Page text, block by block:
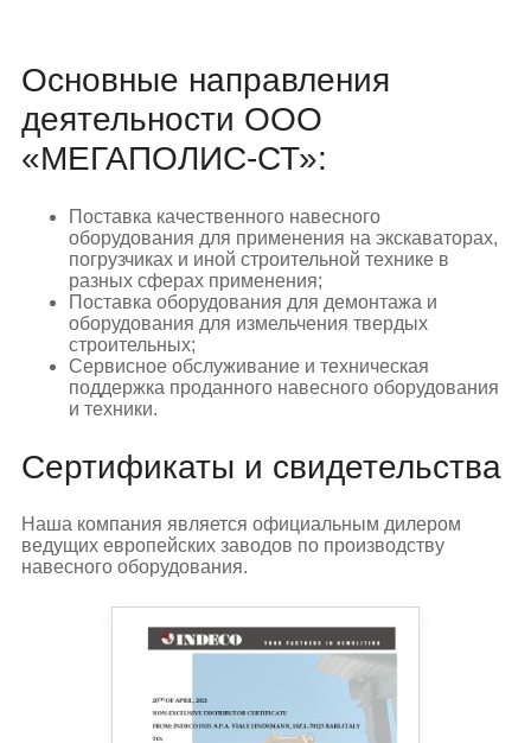
Основные направления
деятельности ООО
«МЕГАПОЛИС-СТ»:
Поставка качественного навесного
оборудования для применения на экскаваторах,
погрузчиках и иной строительной технике в
разных сферах применения;
Поставка оборудования для демонтажа и
оборудования для измельчения твердых
строительных;
Сервисное обслуживание и техническая
поддержка проданного навесного оборудования
и техники.
Сертификаты и свидетельства
Наша компания является официальным дилером
ведущих европейских заводов по производству
навесного оборудования.